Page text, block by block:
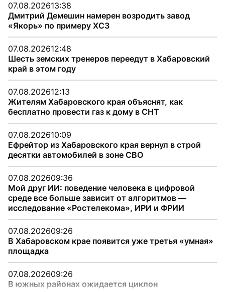
07.08.202613:38
Дмитрий Демешин намерен возродить завод
«Якорь» по примеру ХСЗ
07.08.202612:48
Шесть земских тренеров переедут в Хабаровский
край в этом году
07.08.202612:13
Жителям Хабаровского края объяснят, как
бесплатно провести газ к дому в СНТ
07.08.202610:09
Ефрейтор из Хабаровского края вернул в строй
десятки автомобилей в зоне СВО
07.08.202609:36
Мой друг ИИ: поведение человека в цифровой
среде все больше зависит от алгоритмов —
исследование «Ростелекома», ИРИ и ФРИИ
07.08.202609:26
В Хабаровском крае появится уже третья «умная»
площадка
07.08.202609:26
В южных районах ожидается циклон